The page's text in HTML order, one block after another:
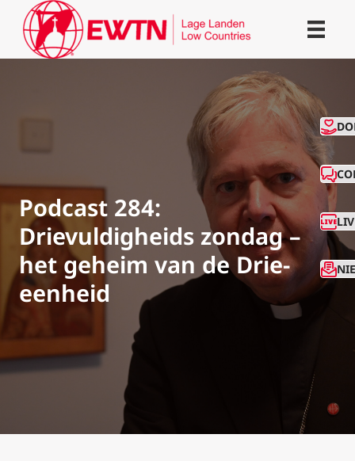
Podcast 284:
Drievuldigheids zondag –
het geheim van de Drie-
eenheid